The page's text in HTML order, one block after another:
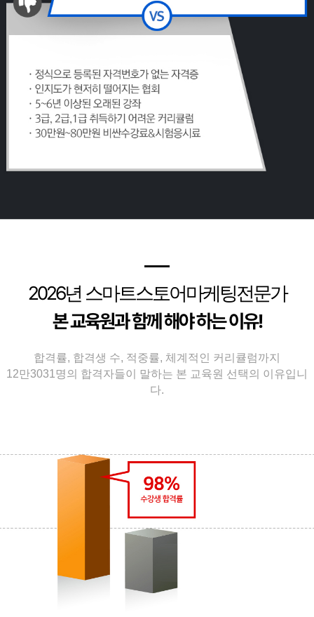
━
2026년 스마트스토어마케팅전문가
본 교육원과 함께 해야 하는 이유!
합격률, 합격생 수, 적중률, 체계적인 커리큘럼까지
12만3031명의 합격자들이 말하는 본 교육원 선택의 이유입니
다.